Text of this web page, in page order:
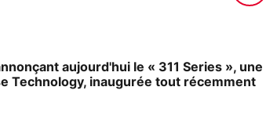
aujourd'hui le « 311 Series », une
Technology, inaugurée tout récemment